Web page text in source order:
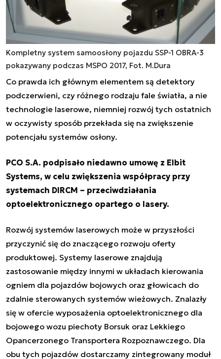
Kompletny system samoosłony pojazdu SSP-1 OBRA-3
pokazywany podczas MSPO 2017, Fot. M.Dura
Co prawda ich głównym elementem są detektory
podczerwieni, czy różnego rodzaju fale światła, a nie
technologie laserowe, niemniej rozwój tych ostatnich
w oczywisty sposób przekłada się na zwiększenie
potencjału systemów osłony.
PCO S.A. podpisało niedawno umowę z Elbit
Systems, w celu zwiększenia współpracy przy
systemach DIRCM – przeciwdziałania
optoelektronicznego opartego o lasery.
Rozwój systemów laserowych może w przyszłości
przyczynić się do znaczącego rozwoju oferty
produktowej. Systemy laserowe znajdują
zastosowanie między innymi w układach kierowania
ogniem dla pojazdów bojowych oraz głowicach do
zdalnie sterowanych systemów wieżowych. Znalazły
się w ofercie wyposażenia optoelektronicznego dla
bojowego wozu piechoty Borsuk oraz Lekkiego
Opancerzonego Transportera Rozpoznawczego. Dla
obu tych pojazdów dostarczamy zintegrowany moduł